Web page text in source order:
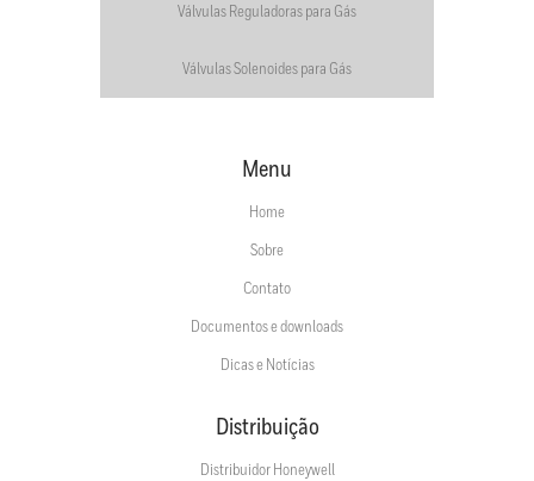
Válvulas Reguladoras para Gás
Válvulas Solenoides para Gás
Menu
Home
Sobre
Contato
Documentos e downloads
Dicas e Notícias
Distribuição
Distribuidor Honeywell